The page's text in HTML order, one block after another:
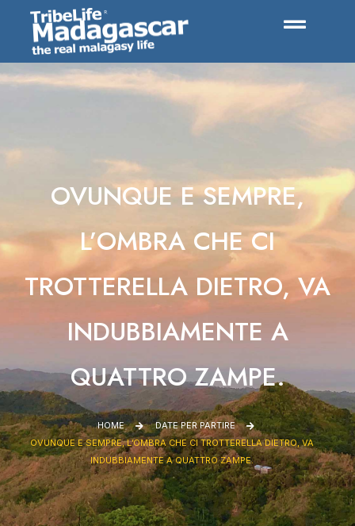
OVUNQUE E SEMPRE,
L’OMBRA CHE CI
TROTTERELLA DIETRO, VA
INDUBBIAMENTE A
QUATTRO ZAMPE.
HOME
DATE PER PARTIRE
OVUNQUE E SEMPRE, L’OMBRA CHE CI TROTTERELLA DIETRO, VA
INDUBBIAMENTE A QUATTRO ZAMPE.